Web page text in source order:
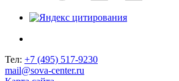
Тел: +7 (495) 517-9230
mail@sova-center.ru